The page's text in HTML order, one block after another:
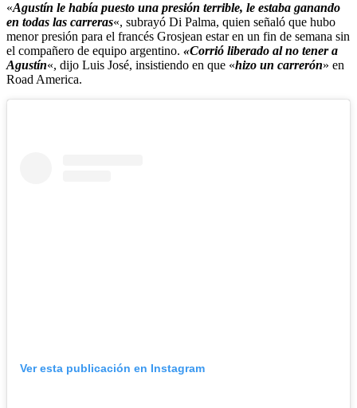
«Agustín le había puesto una presión terrible, le estaba ganando
en todas las carreras«, subrayó Di Palma, quien señaló que hubo
menor presión para el francés Grosjean estar en un fin de semana sin
el compañero de equipo argentino. «Corrió liberado al no tener a
Agustín«, dijo Luis José, insistiendo en que «hizo un carrerón» en
Road America.
Ver esta publicación en Instagram